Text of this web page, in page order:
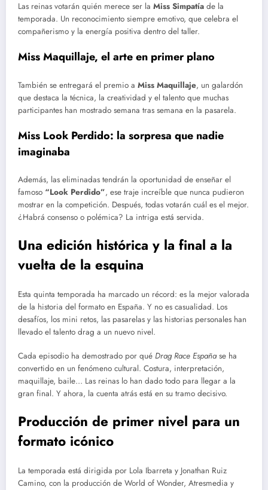
Las reinas votarán quién merece ser la Miss Simpatía de la
temporada. Un reconocimiento siempre emotivo, que celebra el
compañerismo y la energía positiva dentro del taller.
Miss Maquillaje, el arte en primer plano
También se entregará el premio a Miss Maquillaje, un galardón
que destaca la técnica, la creatividad y el talento que muchas
participantes han mostrado semana tras semana en la pasarela.
Miss Look Perdido: la sorpresa que nadie
imaginaba
Además, las eliminadas tendrán la oportunidad de enseñar el
famoso “Look Perdido”, ese traje increíble que nunca pudieron
mostrar en la competición. Después, todas votarán cuál es el mejor.
¿Habrá consenso o polémica? La intriga está servida.
Una edición histórica y la final a la
vuelta de la esquina
Esta quinta temporada ha marcado un récord: es la mejor valorada
de la historia del formato en España. Y no es casualidad. Los
desafíos, los mini retos, las pasarelas y las historias personales han
llevado el talento drag a un nuevo nivel.
Cada episodio ha demostrado por qué Drag Race Españase ha
convertido en un fenómeno cultural. Costura, interpretación,
maquillaje, baile… Las reinas lo han dado todo para llegar a la
gran final. Y ahora, la cuenta atrás está en su tramo decisivo.
Producción de primer nivel para un
formato icónico
La temporada está dirigida por Lola Ibarreta y Jonathan Ruiz
Camino, con la producción de World of Wonder, Atresmedia y